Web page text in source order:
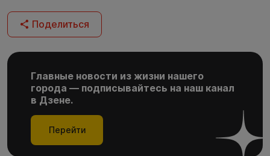
Поделиться
Главные новости из жизни нашего
города — подписывайтесь на наш канал
в Дзене.
Перейти